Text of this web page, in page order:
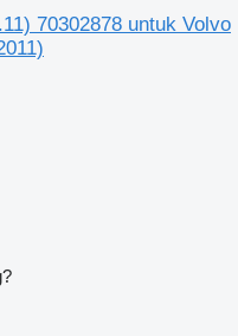
70302878 untuk Volvo